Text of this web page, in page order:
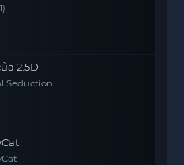
2.5D
Seduction